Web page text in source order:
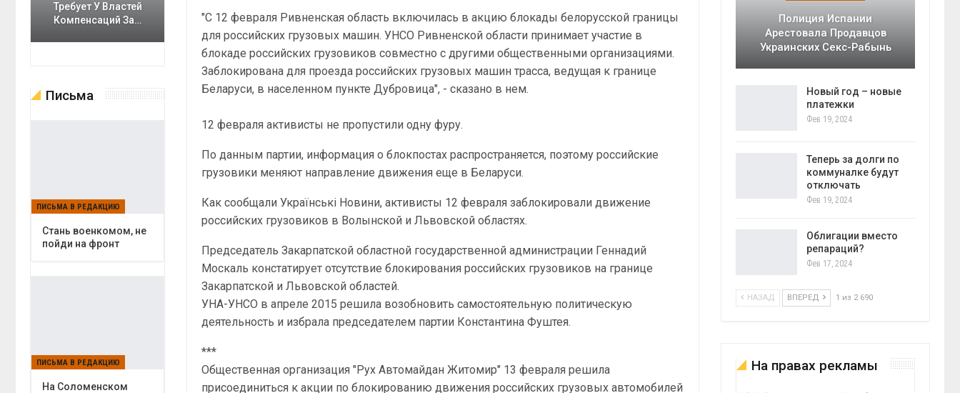
"С 12 февраля Ривненская область включилась в акцию блокады белорусской границы
для российских грузовых машин. УНСО Ривненской области принимает участие в
блокаде российских грузовиков совместно с другими общественными организациями.
Заблокирована для проезда российских грузовых машин трасса, ведущая к границе
Беларуси, в населенном пункте Дубровица", - сказано в нем.
12 февраля активисты не пропустили одну фуру.
По данным партии, информация о блокпостах распространяется, поэтому российские
грузовики меняют направление движения еще в Беларуси.
Как сообщали Українські Новини, активисты 12 февраля заблокировали движение
российских грузовиков в Волынской и Львовской областях.
Председатель Закарпатской областной государственной администрации Геннадий
Москаль констатирует отсутствие блокирования российских грузовиков на границе
Закарпатской и Львовской областей.
УНА-УНСО в апреле 2015 решила возобновить самостоятельную политическую
деятельность и избрала председателем партии Константина Фуштея.
***
Общественная организация "Рух Автомайдан Житомир" 13 февраля решила
присоединиться к акции по блокированию движения российских грузовых автомобилей
Полиция Испании
Арестовала Продавцов
Украинских Секс-Рабынь
Новый год – новые
платежки
Фев 19, 2024
Теперь за долги по
коммуналке будут
отключать
Фев 19, 2024
Облигации вместо
репараций?
Фев 17, 2024
НАЗАД ВПЕРЕД 1 из 2 690
На правах рекламы
Требует У Властей
Компенсаций За…
Письма
ПИСЬМА В РЕДАКЦИЮ
Cтань военкомом, не
пойди на фронт
ПИСЬМА В РЕДАКЦИЮ
На Соломенском